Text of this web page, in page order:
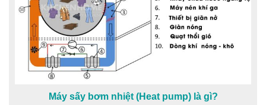
Máy sấy bơm nhiệt (Heat pump) là gì?